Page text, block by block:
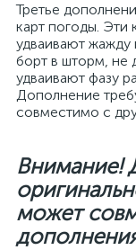
Третье
карт погоды. Эти
удваивают жажду
борт в шторм, не
удваивают фазу
Дополнение
совместимо с
Внимание!
может